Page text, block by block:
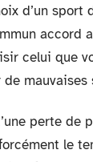
d’un sport
accord
celui que
de mauvaises
perte de
le